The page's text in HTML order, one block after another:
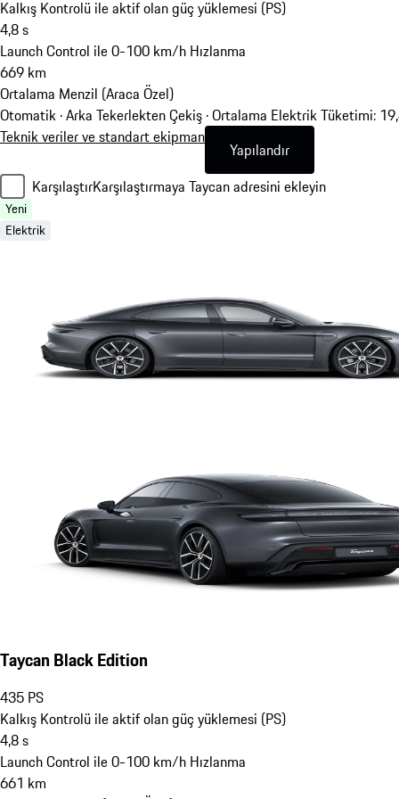
Kalkış Kontrolü ile aktif olan güç yüklemesi (PS)
4,8s
Launch Control ile 0-100 km/h Hızlanma
669 km
Ortalama Menzil (Araca Özel)
Otomatik · Arka Tekerlekten Çekiş ·Ortalama Elektrik Tüketimi:
Teknik veriler ve standart ekipman
Yapılandır
KarşılaştırKarşılaştırmaya Taycan adresini ekleyin
Yeni
Elektrik
Taycan Black Edition
435 PS
Kalkış Kontrolü ile aktif olan güç yüklemesi (PS)
4,8s
Launch Control ile 0-100 km/h Hızlanma
661 km